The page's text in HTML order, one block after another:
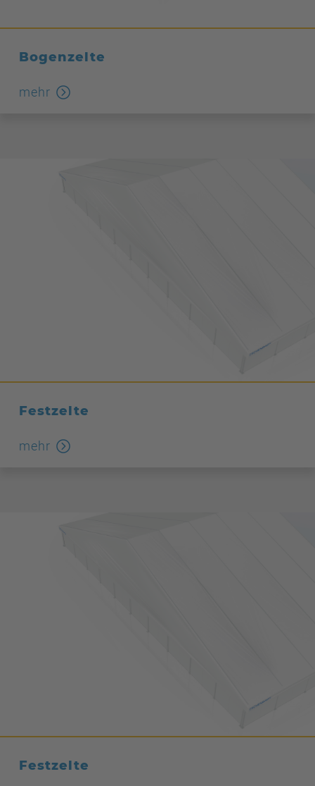
Bogenzelte
mehr
Festzelte
mehr
Festzelte